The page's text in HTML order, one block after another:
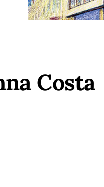
Costa